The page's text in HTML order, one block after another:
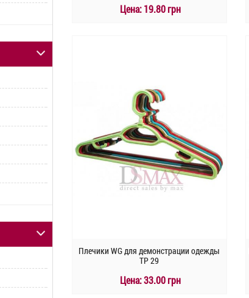
Цена:19.80 грн
Плечики WG для демонстрации одежды
TP 29
Цена:33.00 грн